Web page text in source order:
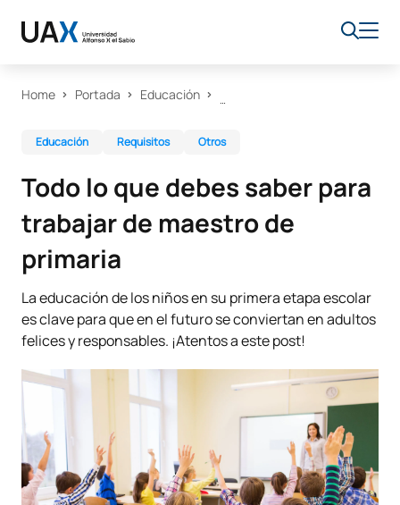
Home Portada Educación
Educación Requisitos Otros
Todo lo que debes saber para
trabajar de maestro de
primaria
La educación de los niños en su primera etapa escolar
es clave para que en el futuro se conviertan en adultos
felices y responsables. ¡Atentos a este post!